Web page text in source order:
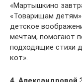
«Мартышкино
«Товарищам
детское
мечтам, помогают
подходящие стихи
кот».